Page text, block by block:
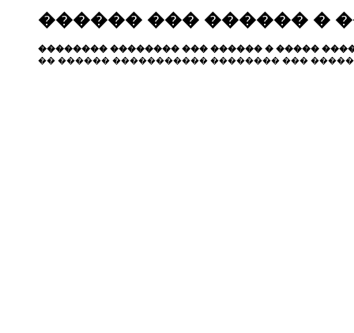
������ ��� ������ �
�������� �������� ��� ������ � �����
�� ������ ����������� �������� ���